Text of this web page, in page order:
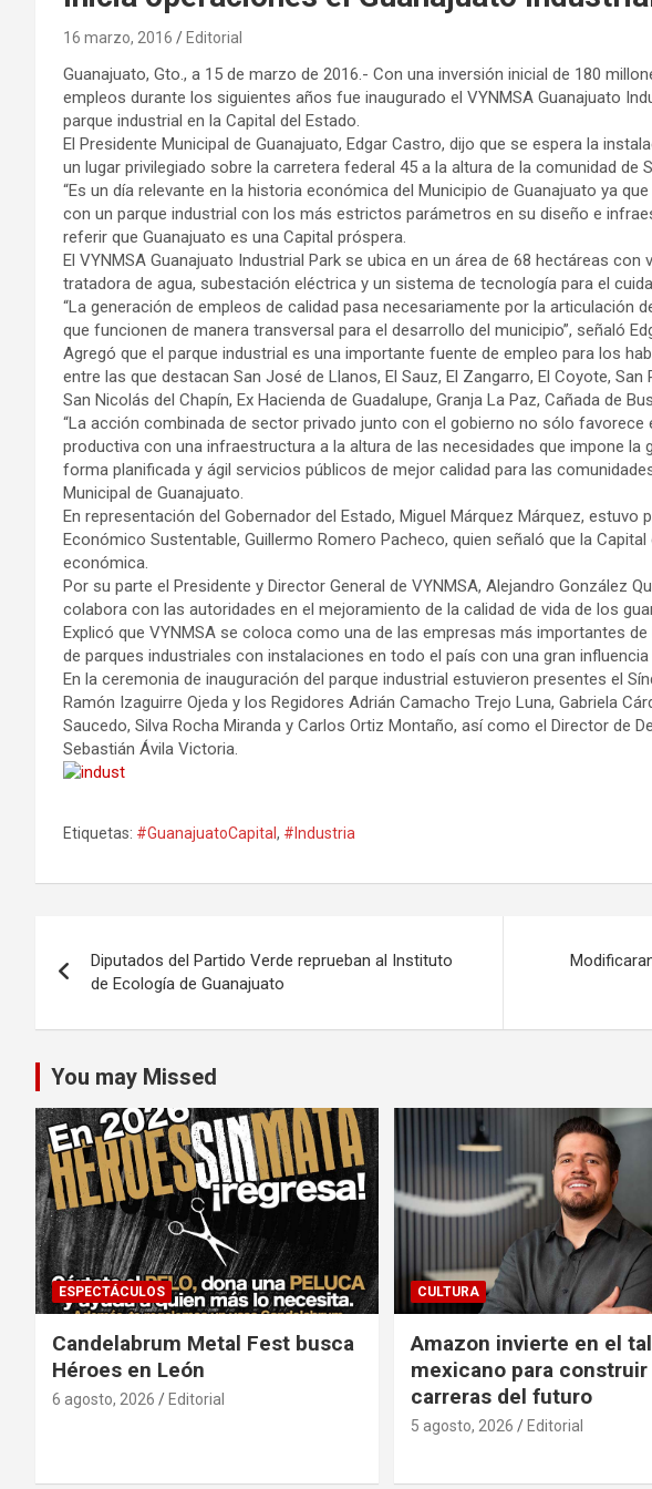
16 marzo, 2016 Editorial
Guanajuato, Gto., a 15 de marzo de 2016.- Con una inversión inicial de 180
empleos durante los siguientes años fue inaugurado el VYNMSA Guanajuato
parque industrial en la Capital del Estado.
El Presidente Municipal de Guanajuato, Edgar Castro, dijo que se espera la
un lugar privilegiado sobre la carretera federal 45 a la altura de la comunidad de
“Es un día relevante en la historia económica del Municipio de Guanajuato ya
con un parque industrial con los más estrictos parámetros en su diseño e
referir que Guanajuato es una Capital próspera.
El VYNMSA Guanajuato Industrial Park se ubica en un área de 68 hectáreas
tratadora de agua, subestación eléctrica y un sistema de tecnología para el
“La generación de empleos de calidad pasa necesariamente por la articulación
que funcionen de manera transversal para el desarrollo del municipio”, señaló
Agregó que el parque industrial es una importante fuente de empleo para los
entre las que destacan San José de Llanos, El Sauz, El Zangarro, El Coyote, San
San Nicolás del Chapín, Ex Hacienda de Guadalupe, Granja La Paz, Cañada de
“La acción combinada de sector privado junto con el gobierno no sólo
productiva con una infraestructura a la altura de las necesidades que impone la
forma planificada y ágil servicios públicos de mejor calidad para las
Municipal de Guanajuato.
En representación del Gobernador del Estado, Miguel Márquez Márquez, estuvo
Económico Sustentable, Guillermo Romero Pacheco, quien señaló que la
económica.
Por su parte el Presidente y Director General de VYNMSA, Alejandro González
colabora con las autoridades en el mejoramiento de la calidad de vida de los
Explicó que VYNMSA se coloca como una de las empresas más importantes
de parques industriales con instalaciones en todo el país con una gran influencia
En la ceremonia de inauguración del parque industrial estuvieron presentes el
Ramón Izaguirre Ojeda y los Regidores Adrián Camacho Trejo Luna, Gabriela
Saucedo, Silva Rocha Miranda y Carlos Ortiz Montaño, así como el Director de
Sebastián Ávila Victoria.
Etiquetas: #GuanajuatoCapital , #Industria
de
entradas
Diputados del Partido Verde reprueban al Instituto
de Ecología de Guanajuato
You may Missed
ESPECTÁCULOS
Candelabrum Metal Fest busca
Héroes en León
6 agosto, 2026 Editorial
CULTURA
Amazon invierte en el
mexicano para construir
carreras del futuro
5 agosto, 2026 Editorial